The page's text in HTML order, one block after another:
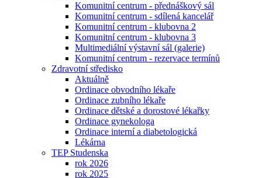
Komunitní centrum - přednáškový sál
Komunitní centrum - sdílená kancelář
Komunitní centrum - klubovna 2
Komunitní centrum - klubovna 3
Multimediální výstavní sál (galerie)
Komunitní centrum - rezervace termínů
Zdravotní středisko
Aktuálně
Ordinace obvodního lékaře
Ordinace zubního lékaře
Ordinace dětské a dorostové lékařky
Ordinace gynekologa
Ordinace interní a diabetologická
Lékárna
TEP Studenska
rok 2026
rok 2025